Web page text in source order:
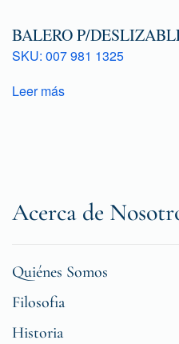
BALERO P/
SKU: 007 981 1325
Leer más
Acerca de
Quiénes Somos
Filosofia
Historia